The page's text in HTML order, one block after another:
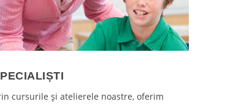
cursurile și atelierele noastre, oferim